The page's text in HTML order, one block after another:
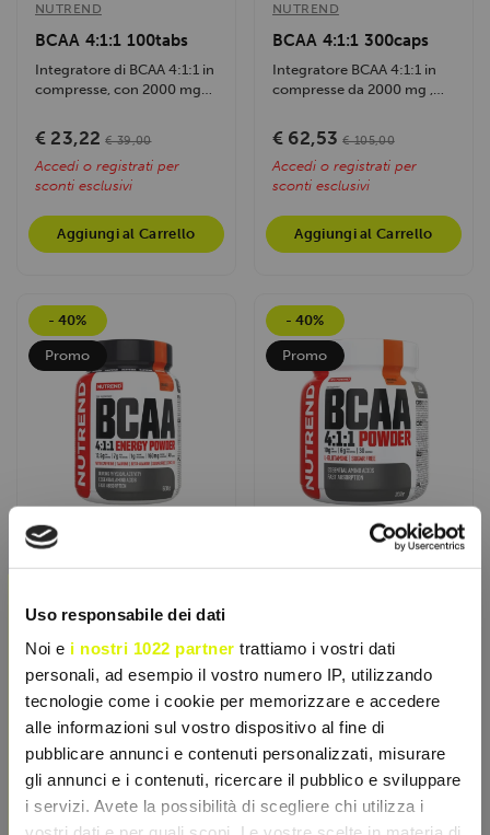
×
Uso responsabile dei dati
Noi e i nostri 1022 partner trattiamo i vostri dati
personali, ad esempio il vostro numero IP, utilizzando
tecnologie come i cookie per memorizzare e accedere
alle informazioni sul vostro dispositivo al fine di
pubblicare annunci e contenuti personalizzati, misurare
gli annunci e i contenuti, ricercare il pubblico e sviluppare
i servizi. Avete la possibilità di scegliere chi utilizza i
NUTREND
BCAA 4:1:1 100tabs
Integratore di BCAA 4:1:1 in
compresse, con 2000 mg
recupero...
€ 23,22 € 39,00
Accedi o registrati per
sconti esclusivi
Aggiungi al Carrello
NUTREND
BCAA 4:1:1 300caps
Integratore BCAA 4:1:1 in
compresse da 2000 mg ,
600 g , ideale...
€ 62,53 € 105,00
Accedi o registrati per
sconti esclusivi
Aggiungi al Carrello
- 40%
Promo
NUTREND
BCAA 4:1:1 Energy
Powder 500gr
Aminoacidi BCAA 4:1:1 con
caffeina, taurina e beta-
alanina per energia,
resistenza e...
€ 40,43 € 67,90
Accedi o registrati per
sconti esclusivi
- 40%
Promo
BCAA 4:1:1 Powder
300gr
integratore di aminoacidi
essenziali con
glutammina...
€ 23,73 € 39,85
Accedi o registrati per
sconti esclusivi